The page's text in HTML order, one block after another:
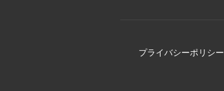
プライバシーポリシー